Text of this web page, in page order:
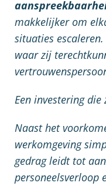
makkelijker om
situaties
waar zij
Een investering
Naast het
werkomgeving
gedrag leidt tot
personeelsverloop